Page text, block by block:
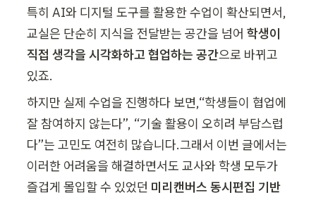
특히 AI와 디지털 도구를 활용한 수업이 확산되면서,
교실은 단순히 지식을 전달받는 공간을 넘어 학생이
직접 생각을 시각화하고 협업하는 공간으로 바뀌고
있죠.
하지만 실제 수업을 진행하다 보면,“학생들이 협업에
잘 참여하지 않는다”, “기술 활용이 오히려 부담스럽
다”는 고민도 여전히 많습니다.그래서 이번 글에서는
이러한 어려움을 해결하면서도 교사와 학생 모두가
즐겁게 몰입할 수 있었던 미리캔버스 동시편집 기반